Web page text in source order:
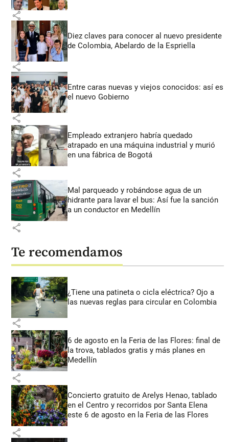
share
Diez claves para conocer al nuevo presidente
de Colombia, Abelardo de la Espriella
share
Entre caras nuevas y viejos conocidos: así es
el nuevo Gobierno
share
Empleado extranjero habría quedado
atrapado en una máquina industrial y murió
en una fábrica de Bogotá
share
Mal parqueado y robándose agua de un
hidrante para lavar el bus: Así fue la sanción
a un conductor en Medellín
share
Te recomendamos
¿Tiene una patineta o cicla eléctrica? Ojo a
las nuevas reglas para circular en Colombia
share
6 de agosto en la Feria de las Flores: final de
la trova, tablados gratis y más planes en
Medellín
share
Concierto gratuito de Arelys Henao, tablado
en el Centro y recorridos por Santa Elena
este 6 de agosto en la Feria de las Flores
share